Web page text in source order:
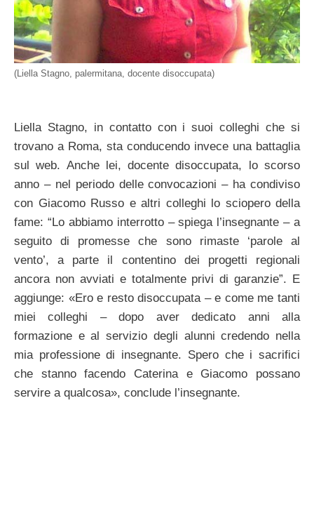
(Liella Stagno, palermitana, docente disoccupata)
Liella Stagno, in contatto con i suoi colleghi che si
trovano a Roma, sta conducendo invece una battaglia
sul web. Anche lei, docente disoccupata, lo scorso
anno – nel periodo delle convocazioni – ha condiviso
con Giacomo Russo e altri colleghi lo sciopero della
fame: “Lo abbiamo interrotto – spiega l’insegnante – a
seguito di promesse che sono rimaste ‘parole al
vento’, a parte il contentino dei progetti regionali
ancora non avviati e totalmente privi di garanzie”. E
aggiunge: «Ero e resto disoccupata – e come me tanti
miei colleghi – dopo aver dedicato anni alla
formazione e al servizio degli alunni credendo nella
mia professione di insegnante. Spero che i sacrifici
che stanno facendo Caterina e Giacomo possano
servire a qualcosa», conclude l’insegnante.